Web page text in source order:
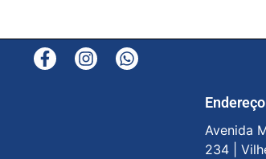
Endereço
Avenida
234 |